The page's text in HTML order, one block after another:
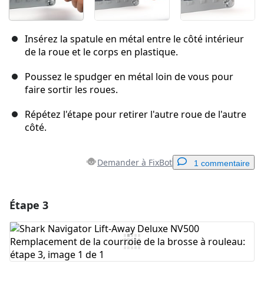
Insérez la spatule en métal entre le côté intérieur
de la roue et le corps en plastique.
Poussez le spudger en métal loin de vous pour
faire sortir les roues.
Répétez l'étape pour retirer l'autre roue de l'autre
côté.
Demander à FixBot 1 commentaire
Ajouter un commentaire
Étape 3